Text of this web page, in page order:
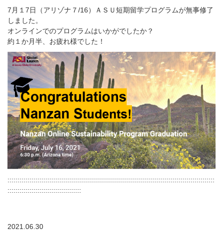
7月１7日（アリゾナ７/16）ＡＳＵ短期留学プログラムが無事修了
しました。
オンラインでのプログラムはいかがでしたか？
約１か月半、お疲れ様でした！
::::::::::::::::::::::::::::::::::::::::::::::::::::::::::::::::::::::::::::::::::::::::::::::::::::::::
:::::::::::::::::::::::::::::::::::::
2021.06.30